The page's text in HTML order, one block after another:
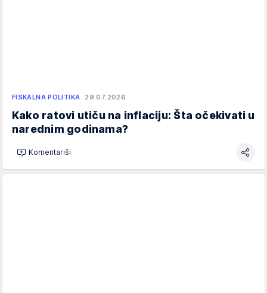
FISKALNA POLITIKA 29.07.2026.
Kako ratovi utiču na inflaciju: Šta očekivati u
narednim godinama?
Komentariši